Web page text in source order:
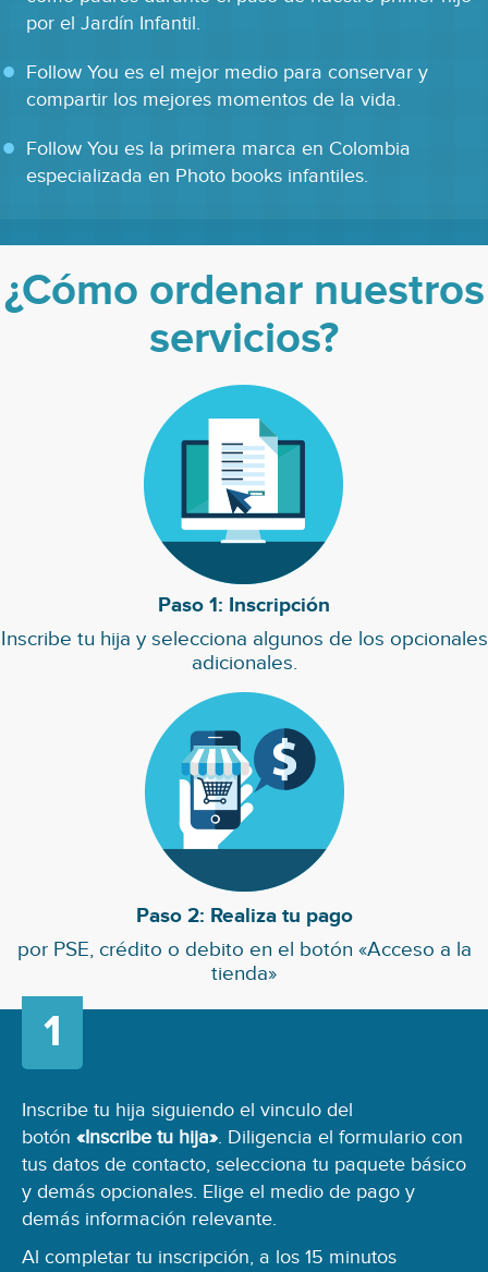
pago.
por el Jardín Infantil.
Follow You es el mejor medio para conservar y
compartir los mejores momentos de la vida.
Follow You es la primera marca en Colombia
especializada en Photo books infantiles.
¿Cómo ordenar nuestros
servicios?
Paso 1: Inscripción
Inscribe tu hija y selecciona algunos de los opcionales
adicionales.
Paso 2: Realiza tu pago
por PSE, crédito o debito en el botón «Acceso a la
tienda»
Inscribe tu hija siguiendo el vinculo del
botón «Inscribe tu hija». Diligencia el formulario con
tus datos de contacto, selecciona tu paquete básico
y demás opcionales. Elige el medio de pago y
demás información relevante.
Al completar tu inscripción, a los 15 minutos